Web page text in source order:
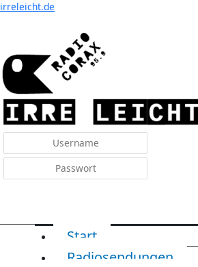
irreleicht.de
Menü
Start
Radiosendungen